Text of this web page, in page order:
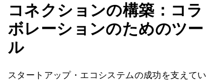
コネクションの構築：コラ
ボレーションのためのツー
ル
スタートアップ・エコシステムの成功を支えてい